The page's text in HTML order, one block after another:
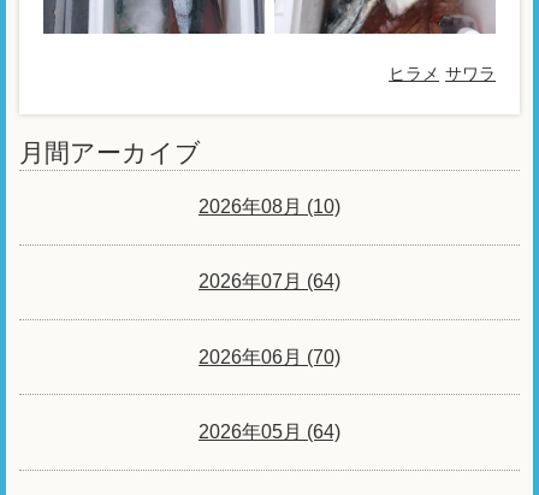
ヒラメ サワラ
月間アーカイブ
2026年08月 (10)
2026年07月 (64)
2026年06月 (70)
2026年05月 (64)